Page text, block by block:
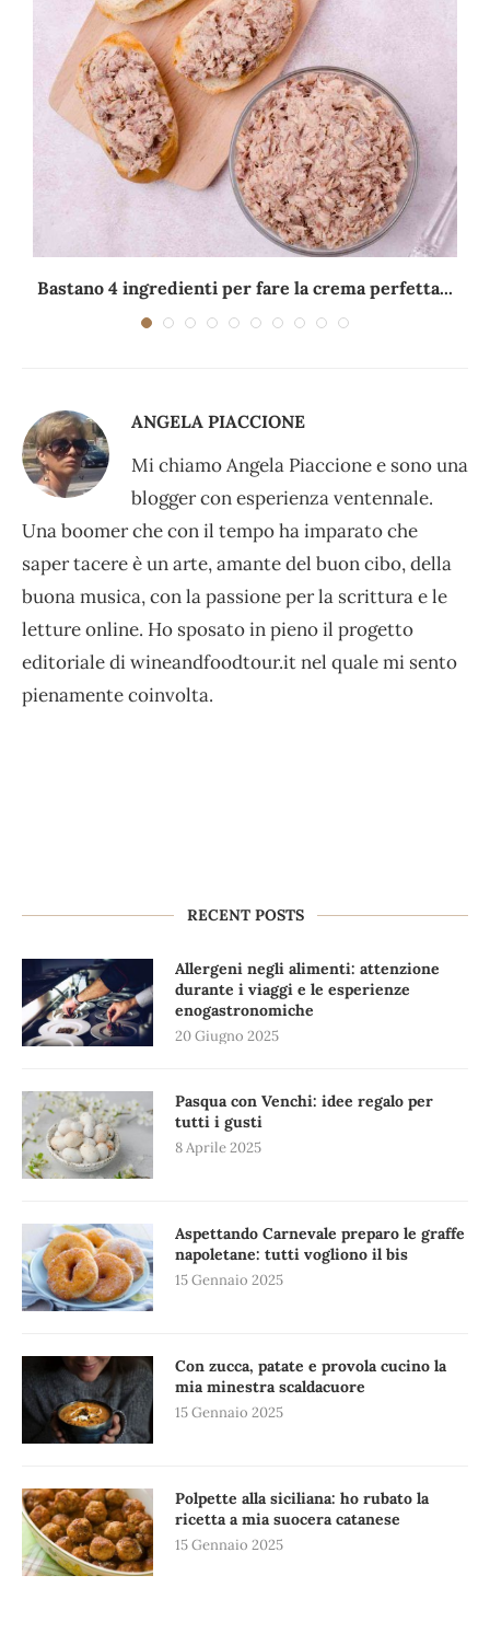
Bastano 4 ingredienti per fare la crema perfetta...
ANGELA PIACCIONE
Mi chiamo Angela Piaccione e sono una
blogger con esperienza ventennale.
Una boomer che con il tempo ha imparato che
saper tacere è un arte, amante del buon cibo, della
buona musica, con la passione per la scrittura e le
letture online. Ho sposato in pieno il progetto
editoriale di wineandfoodtour.it nel quale mi sento
pienamente coinvolta.
RECENT POSTS
Allergeni negli alimenti: attenzione
durante i viaggi e le esperienze
enogastronomiche
20 Giugno 2025
Pasqua con Venchi: idee regalo per
tutti i gusti
8 Aprile 2025
Aspettando Carnevale preparo le graffe
napoletane: tutti vogliono il bis
15 Gennaio 2025
Con zucca, patate e provola cucino la
mia minestra scaldacuore
15 Gennaio 2025
Polpette alla siciliana: ho rubato la
ricetta a mia suocera catanese
15 Gennaio 2025